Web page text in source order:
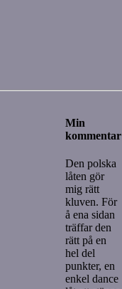
Min
kommentar
Den polska
låten gör
mig rätt
kluven. För
å ena sidan
träffar den
rätt på en
hel del
punkter, en
enkel dance